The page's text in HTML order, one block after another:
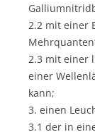
2.2 mit einer
2.3 mit einer
einer
kann;
3. einen
3.1 der in